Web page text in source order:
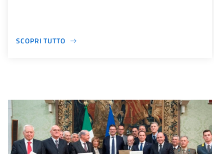
SCOPRI TUTTO